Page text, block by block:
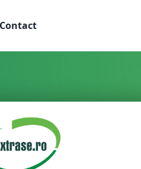
Contact